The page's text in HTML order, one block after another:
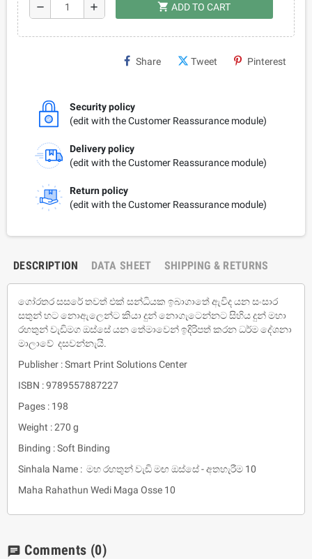
remove add shopping_cart ADD TO CART
Share Tweet Pinterest
Security policy
(edit with the Customer Reassurance module)
Delivery policy
(edit with the Customer Reassurance module)
Return policy
(edit with the Customer Reassurance module)
DESCRIPTION DATA SHEET SHIPPING & RETURNS
ගෝරතර සසරේ තවත් එක් සන්ධියක ඉබාගාතේ ඇවිද යන සංසාර
සතුන් හට නොඇලෙන්ට කියා දුන් නොගැටෙන්නට සිහිය දුන් මහා
රහතුන් වැඩිමග ඔස්සේ යන තේමාවෙන් ඉදිරිපත් කරන ධර්ම දේශනා
මාලාවේ දසවන්නැයි.
Publisher : Smart Print Solutions Center
ISBN : 9789557887227
Pages : 198
Weight : 270 g
Binding : Soft Binding
Sinhala Name : මහ රහතුන් වැඩි මඟ ඔස්සේ - අතහැරීම 10
Maha Rahathun Wedi Maga Osse 10
chat Comments (0)